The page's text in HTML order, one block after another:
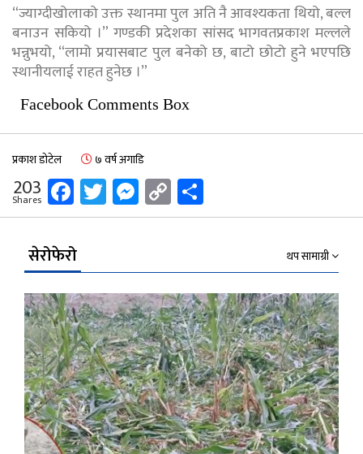
“ज्याग्दीखोलाको उक्त स्थानमा पुल अति नै आवश्यकता थियो, बल्ल
बनाउन सकियो ।” गण्डकी प्रदेशका सांसद भागवतप्रकाश मल्लले
भन्नुभयो, “लामो प्रयासबाट पुल बनेको छ, बाटो छोटो हुने भएपछि
स्थानीयलाई राहत हुनेछ ।”
Facebook Comments Box
प्रकाश डोटेल ७ वर्ष अगाडि
203
Shares Facebook
Twitter
Messenger
Copy
Link
सेरोफेरो थप सामाग्री